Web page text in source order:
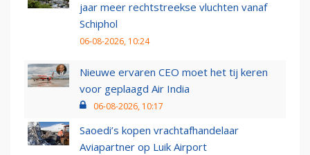
jaar meer rechtstreekse vluchten vanaf
Schiphol
06-08-2026, 10:24
Nieuwe ervaren CEO moet het tij keren
voor geplaagd Air India
06-08-2026, 10:17
Saoedi’s kopen vrachtafhandelaar
Aviapartner op Luik Airport